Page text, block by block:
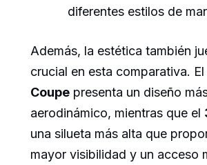
diferentes estilos de
Además, la estética también
crucial en esta comparativa. El
Coupe presenta un diseño
aerodinámico, mientras que el
una silueta más alta que
mayor visibilidad y un acceso